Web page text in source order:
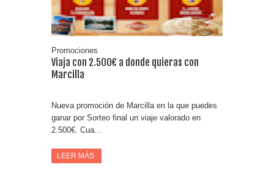
Oreo te da la oportunidad de ganar increíbles premios
Promociones
Viaja con 2.500€ a donde quieras con
Marcilla
Nueva promoción de Marcilla en la que puedes
ganar por Sorteo final un viaje valorado en
2.500€. Cua...
LEER MÁS